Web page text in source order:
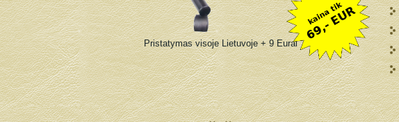
Pristatymas visoje Lietuvoje + 9 Eurai